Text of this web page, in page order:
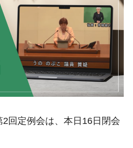
回定例会は、本日16日閉会